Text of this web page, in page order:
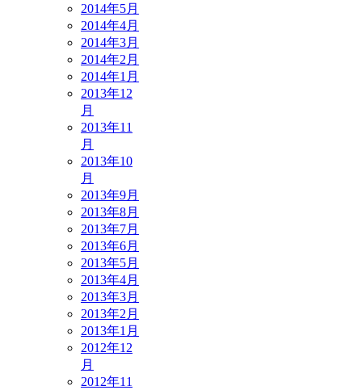
2014年5月
2014年4月
2014年3月
2014年2月
2014年1月
2013年12
月
2013年11
月
2013年10
月
2013年9月
2013年8月
2013年7月
2013年6月
2013年5月
2013年4月
2013年3月
2013年2月
2013年1月
2012年12
月
2012年11